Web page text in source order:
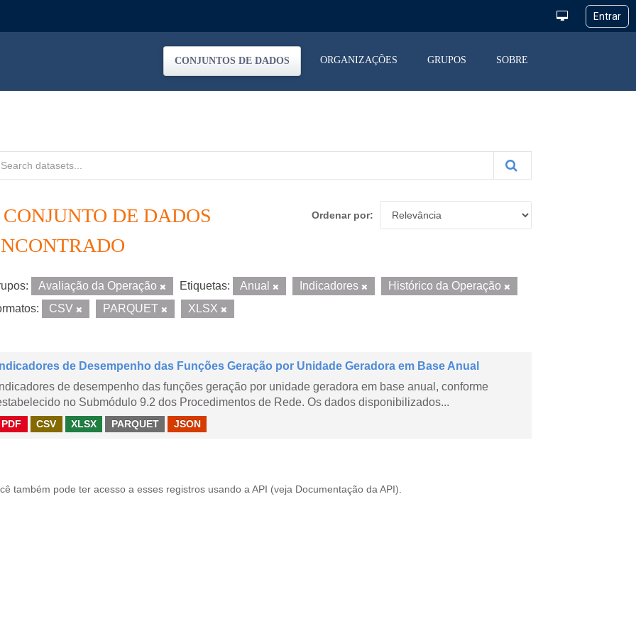
CONJUNTOS DE DADOS ORGANIZAÇÕES GRUPOS SOBRE
Ordenar por
CONJUNTO DE DADOS
Avaliação da Operação Etiquetas: Anual Indicadores
Histórico da Operação
CSV PARQUET XLSX
Indicadores de Desempenho das Funções Geração por Unidade Geradora em Base Anual
Indicadores de desempenho das funções geração por unidade geradora em base anual, conforme
no Submódulo 9.2 dos Procedimentos de Rede. Os dados disponibilizados...
PDF CSV XLSX PARQUET JSON
também pode ter acesso a esses registros usando a API (veja Documentação da API ).